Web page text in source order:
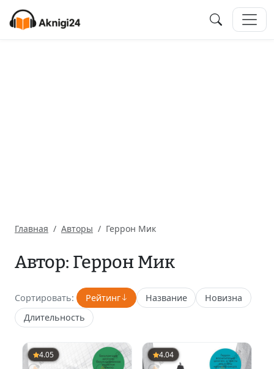
Главная Авторы Геррон Мик
Автор: Геррон Мик
Сортировать: Рейтинг Название
Новизна
Длительность
4.05 4.04